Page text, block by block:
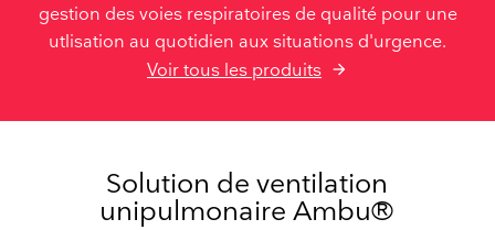
gestion des voies respiratoires de qualité pour une
utlisation au quotidien aux situations d'urgence.
Voir tous les produits
Solution de ventilation
unipulmonaire Ambu®